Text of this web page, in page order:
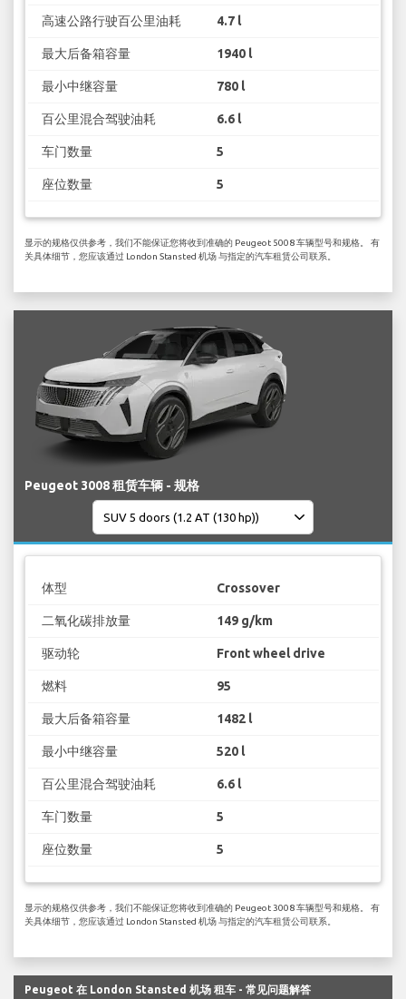
高速公路行驶百公里油耗 4.7 l
最大后备箱容量 1940 l
最小中继容量 780 l
百公里混合驾驶油耗 6.6 l
车门数量 5
座位数量 5
显示的规格仅供参考，我们不能保证您将收到准确的 Peugeot 5008 车辆型号和规格。 有
关具体细节，您应该通过 London Stansted 机场 与指定的汽车租赁公司联系。
Peugeot 3008 租赁车辆 - 规格
体型 Crossover
二氧化碳排放量 149 g/km
驱动轮 Front wheel drive
燃料 95
最大后备箱容量 1482 l
最小中继容量 520 l
百公里混合驾驶油耗 6.6 l
车门数量 5
座位数量 5
显示的规格仅供参考，我们不能保证您将收到准确的 Peugeot 3008 车辆型号和规格。 有
关具体细节，您应该通过 London Stansted 机场 与指定的汽车租赁公司联系。
Peugeot 在 London Stansted 机场 租车 - 常见问题解答